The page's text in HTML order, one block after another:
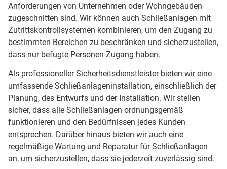
Anforderungen von Unternehmen oder Wohngebäuden
zugeschnitten sind. Wir können auch Schließanlagen mit
Zutrittskontrollsystemen kombinieren, um den Zugang zu
bestimmten Bereichen zu beschränken und sicherzustellen,
dass nur befugte Personen Zugang haben.
Als professioneller Sicherheitsdienstleister bieten wir eine
umfassende Schließanlageninstallation, einschließlich der
Planung, des Entwurfs und der Installation. Wir stellen
sicher, dass alle Schließanlagen ordnungsgemäß
funktionieren und den Bedürfnissen jedes Kunden
entsprechen. Darüber hinaus bieten wir auch eine
regelmäßige Wartung und Reparatur für Schließanlagen
an, um sicherzustellen, dass sie jederzeit zuverlässig sind.